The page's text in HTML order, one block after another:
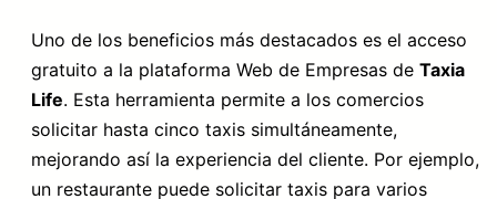
Uno de los beneficios más destacados es el acceso
gratuito a la plataforma Web de Empresas de Taxia
Life. Esta herramienta permite a los comercios
solicitar hasta cinco taxis simultáneamente,
mejorando así la experiencia del cliente. Por ejemplo,
un restaurante puede solicitar taxis para varios